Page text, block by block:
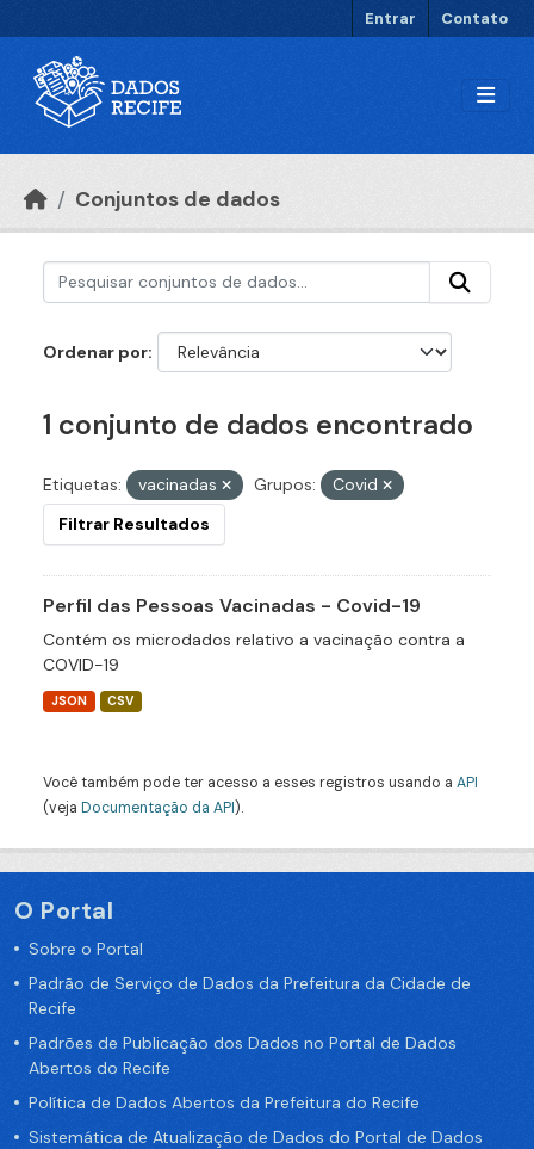
Entrar Contato
Conjuntos de dados
Ordenar por
1 conjunto de dados encontrado
Etiquetas: vacinadas Grupos:
Covid
Filtrar Resultados
Perfil das Pessoas Vacinadas - Covid-19
Contém os microdados relativo a vacinação contra a
COVID-19
JSON CSV
Você também pode ter acesso a esses registros usando a API
(veja Documentação da API).
O Portal
Sobre o Portal
Padrão de Serviço de Dados da Prefeitura da Cidade de
Recife
Padrões de Publicação dos Dados no Portal de Dados
Abertos do Recife
Política de Dados Abertos da Prefeitura do Recife
Sistemática de Atualização de Dados do Portal de Dados